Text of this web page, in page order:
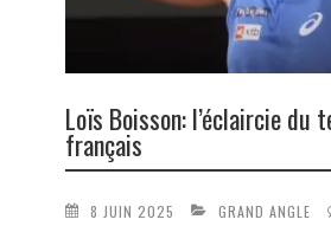
Loïs Boisson: l’éclaircie du
français
8 JUIN 2025 GRAND ANGLE